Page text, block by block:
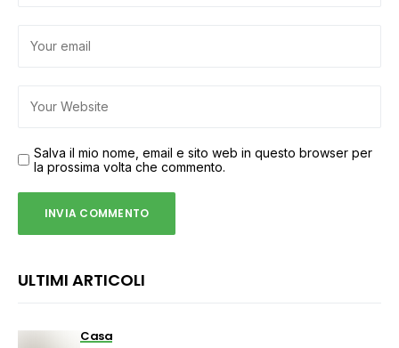
Salva il mio nome, email e sito web in questo browser per
la prossima volta che commento.
ULTIMI ARTICOLI
Casa